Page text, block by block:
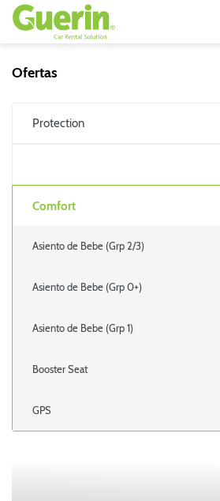
Ofertas
Protection
Comfort
Asiento de Bebe (Grp 2/3)
Asiento de Bebe (Grp 0+)
Asiento de Bebe (Grp 1)
Booster Seat
GPS